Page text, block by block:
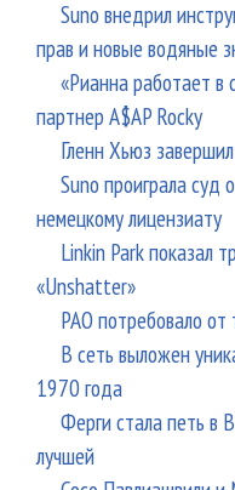
Suno внедрил
прав и новые водяные
«Рианна работает в
партнер A$AP Rocky
Гленн Хьюз
Suno проиграла суд
немецкому лицензиату
Linkin Park показал
«Unshatter»
РАО потребовало
В сеть выложен
1970 года
Ферги стала петь в
лучшей